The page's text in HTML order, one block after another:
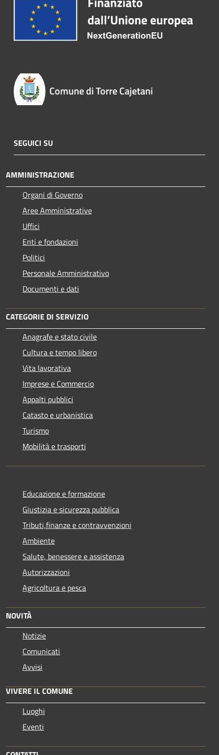
Comune di Torre Cajetani
SEGUICI SU
AMMINISTRAZIONE
Organi di Governo
Aree Amministrative
Uffici
Enti e fondazioni
Politici
Personale Amministrativo
Documenti e dati
CATEGORIE DI SERVIZIO
Anagrafe e stato civile
Cultura e tempo libero
Vita lavorativa
Imprese e Commercio
Appalti pubblici
Catasto e urbanistica
Turismo
Mobilità e trasporti
Educazione e formazione
Giustizia e sicurezza pubblica
Tributi,finanze e contravvenzioni
Ambiente
Salute, benessere e assistenza
Autorizzazioni
Agricoltura e pesca
NOVITÀ
Notizie
Comunicati
Avvisi
VIVERE IL COMUNE
Luoghi
Eventi